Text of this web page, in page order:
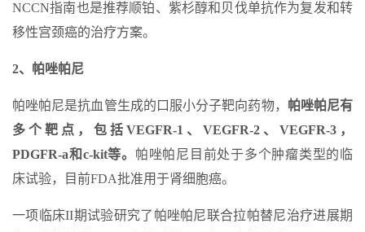
NCCN指南也是推荐顺铂、紫杉醇和贝伐单抗作为复发和转
移性宫颈癌的治疗方案。
2、帕唑帕尼
帕唑帕尼是抗血管生成的口服小分子靶向药物， 帕唑帕尼有
多个靶点，包括VEGFR-1、VEGFR-2、VEGFR-3，
PDGFR-a和c-kit等。 帕唑帕尼目前处于多个肿瘤类型的临
床试验，目前FDA批准用于肾细胞癌。
一项临床II期试验研究了帕唑帕尼联合拉帕替尼治疗进展期